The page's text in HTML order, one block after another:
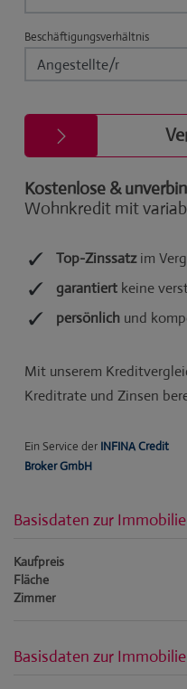
Basisdaten zur Immobilie
Kaufpreis
Fläche
Zimmer
Basisdaten zur Immobilie